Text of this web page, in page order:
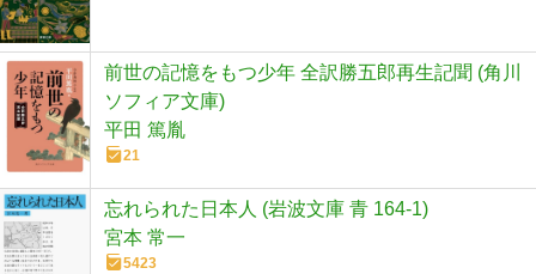
前世の記憶をもつ少年 全訳勝五郎再生記聞 (角川
ソフィア文庫)
平田 篤胤
21
忘れられた日本人 (岩波文庫 青 164-1)
宮本 常一
5423